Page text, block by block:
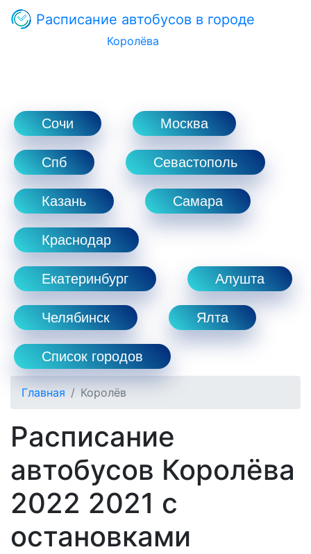
Расписание автобусов в городе
Королёва
Сочи Москва
Спб Севастополь
Казань Самара
Краснодар
Екатеринбург Алушта
Челябинск Ялта
Список городов
Главная Королёв
Расписание
автобусов Королёва
2022 2021 с
остановками